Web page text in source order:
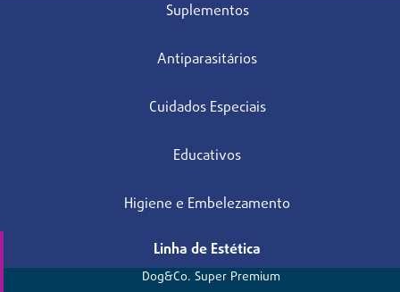
Suplementos
Antiparasitários
Cuidados Especiais
Educativos
Higiene e Embelezamento
Linha de Estética
Dog&Co. Super Premium